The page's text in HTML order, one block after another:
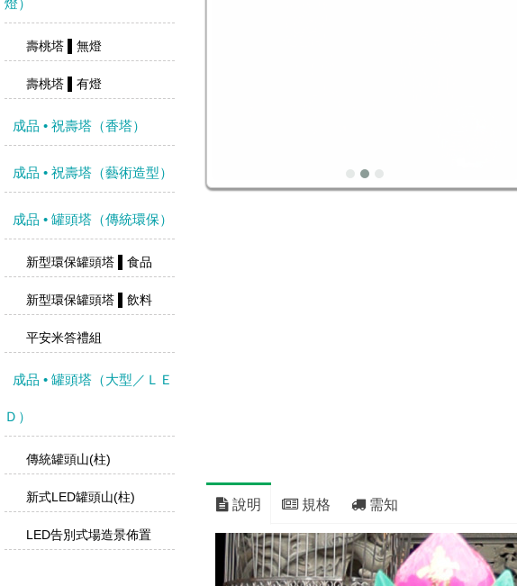
燈）
壽桃塔 ▌無燈
壽桃塔 ▌有燈
成品 • 祝壽塔（香塔）
成品 • 祝壽塔（藝術造型）
成品 • 罐頭塔（傳統環保）
新型環保罐頭塔 ▌食品
新型環保罐頭塔 ▌飲料
平安米答禮組
成品 • 罐頭塔（大型／ＬＥ
Ｄ）
傳統罐頭山(柱)
新式LED罐頭山(柱)
LED告別式場造景佈置
說明 規格 需知